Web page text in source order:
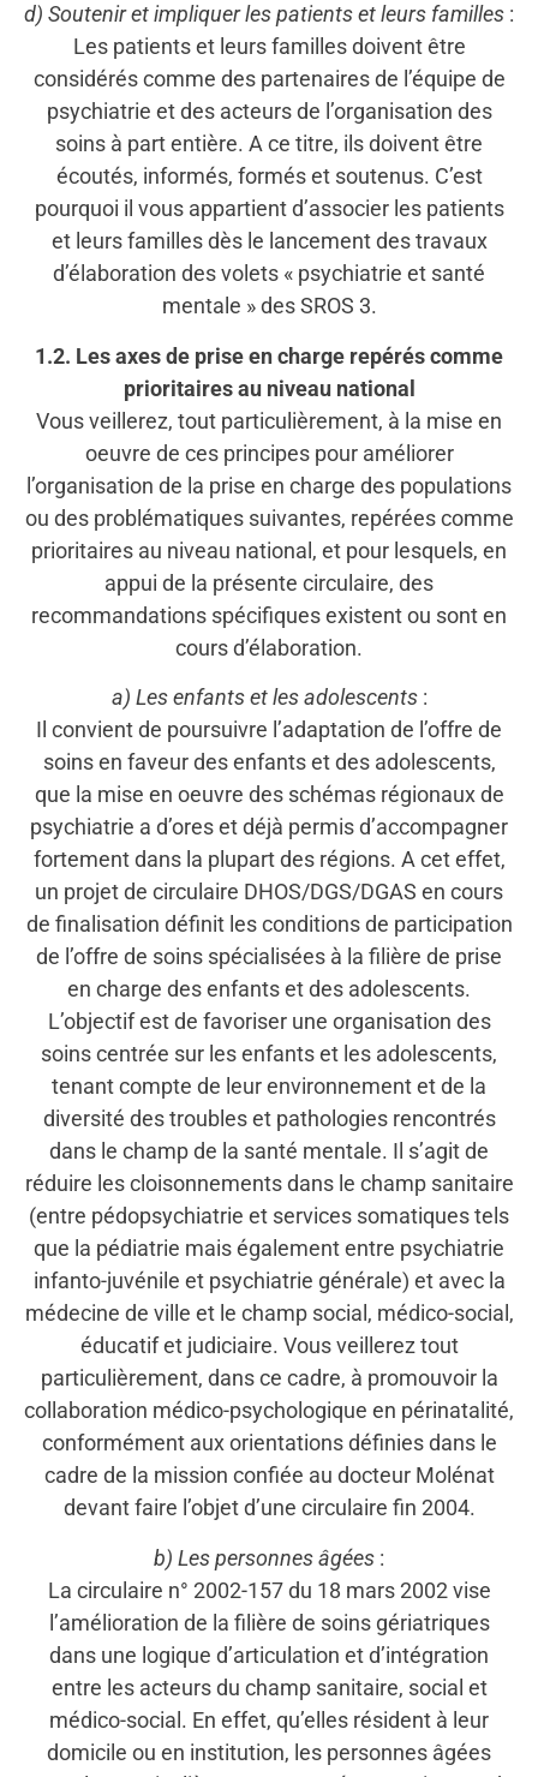
d) Soutenir et impliquer les patients et leurs familles :
Les patients et leurs familles doivent être
considérés comme des partenaires de l’équipe de
psychiatrie et des acteurs de l’organisation des
soins à part entière. A ce titre, ils doivent être
écoutés, informés, formés et soutenus. C’est
pourquoi il vous appartient d’associer les patients
et leurs familles dès le lancement des travaux
d’élaboration des volets « psychiatrie et santé
mentale » des SROS 3.
1.2. Les axes de prise en charge repérés comme
prioritaires au niveau national
Vous veillerez, tout particulièrement, à la mise en
oeuvre de ces principes pour améliorer
l’organisation de la prise en charge des populations
ou des problématiques suivantes, repérées comme
prioritaires au niveau national, et pour lesquels, en
appui de la présente circulaire, des
recommandations spécifiques existent ou sont en
cours d’élaboration.
a) Les enfants et les adolescents:
Il convient de poursuivre l’adaptation de l’offre de
soins en faveur des enfants et des adolescents,
que la mise en oeuvre des schémas régionaux de
psychiatrie a d’ores et déjà permis d’accompagner
fortement dans la plupart des régions. A cet effet,
un projet de circulaire DHOS/DGS/DGAS en cours
de finalisation définit les conditions de participation
de l’offre de soins spécialisées à la filière de prise
en charge des enfants et des adolescents.
L’objectif est de favoriser une organisation des
soins centrée sur les enfants et les adolescents,
tenant compte de leur environnement et de la
diversité des troubles et pathologies rencontrés
dans le champ de la santé mentale. Il s’agit de
réduire les cloisonnements dans le champ sanitaire
(entre pédopsychiatrie et services somatiques tels
que la pédiatrie mais également entre psychiatrie
infanto-juvénile et psychiatrie générale) et avec la
médecine de ville et le champ social, médico-social,
éducatif et judiciaire. Vous veillerez tout
particulièrement, dans ce cadre, à promouvoir la
collaboration médico-psychologique en périnatalité,
conformément aux orientations définies dans le
cadre de la mission confiée au docteur Molénat
devant faire l’objet d’une circulaire fin 2004.
b) Les personnes âgées :
La circulaire n° 2002-157 du 18 mars 2002 vise
l’amélioration de la filière de soins gériatriques
dans une logique d’articulation et d’intégration
entre les acteurs du champ sanitaire, social et
médico-social. En effet, qu’elles résident à leur
domicile ou en institution, les personnes âgées